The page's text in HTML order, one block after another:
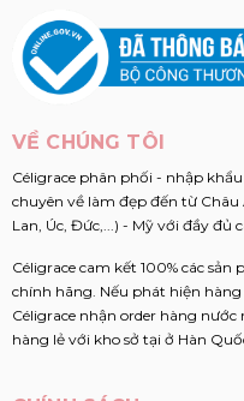
VỀ CHÚNG TÔI
Céligrace phân phối - nhập
chuyên về làm đẹp đến từ Châu
Lan, Úc, Đức,...) - Mỹ với đầy đủ
Céligrace cam kết 100% các
chính hãng. Nếu phát hiện
Céligrace nhận order hàng
hàng lẻ với kho sở tại ở Hàn